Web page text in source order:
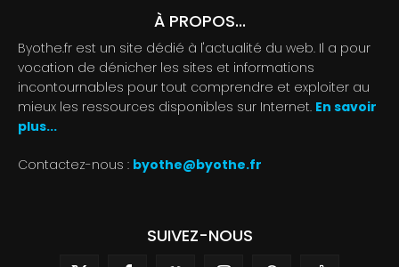
À PROPOS...
Byothe.fr est un site dédié à l'actualité du web. Il a pour
vocation de dénicher les sites et informations
incontournables pour tout comprendre et exploiter au
mieux les ressources disponibles sur Internet. En savoir
plus...
Contactez-nous : byothe@byothe.fr
SUIVEZ-NOUS